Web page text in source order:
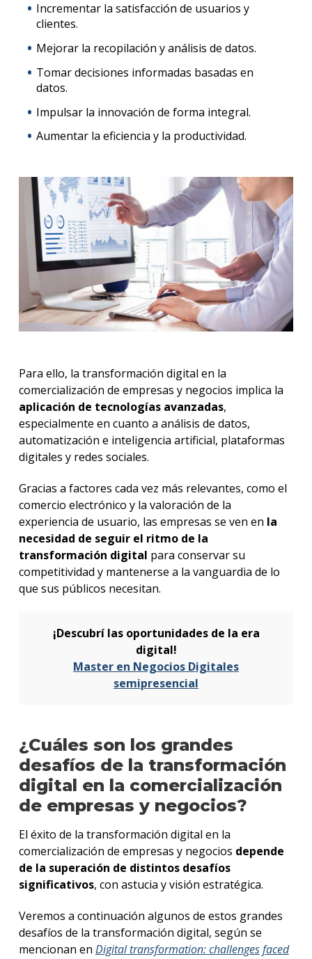
Incrementar la satisfacción de usuarios y
clientes.
Mejorar la recopilación y análisis de datos.
Tomar decisiones informadas basadas en
datos.
Impulsar la innovación de forma integral.
Aumentar la eficiencia y la productividad.
Para ello, la transformación digital en la
comercialización de empresas y negocios implica la
aplicación de tecnologías avanzadas,
especialmente en cuanto a análisis de datos,
automatización e inteligencia artificial, plataformas
digitales y redes sociales.
Gracias a factores cada vez más relevantes, como el
comercio electrónico y la valoración de la
experiencia de usuario, las empresas se ven en la
necesidad de seguir el ritmo de la
transformación digital para conservar su
competitividad y mantenerse a la vanguardia de lo
que sus públicos necesitan.
¡Descubrí las oportunidades de la era
digital!
Master en Negocios Digitales
semipresencial
¿Cuáles son los grandes
desafíos de la transformación
digital en la comercialización
de empresas y negocios?
El éxito de la transformación digital en la
comercialización de empresas y negocios depende
de la superación de distintos desafíos
significativos, con astucia y visión estratégica.
Veremos a continuación algunos de estos grandes
desafíos de la transformación digital, según se
mencionan en Digital transformation: challenges faced